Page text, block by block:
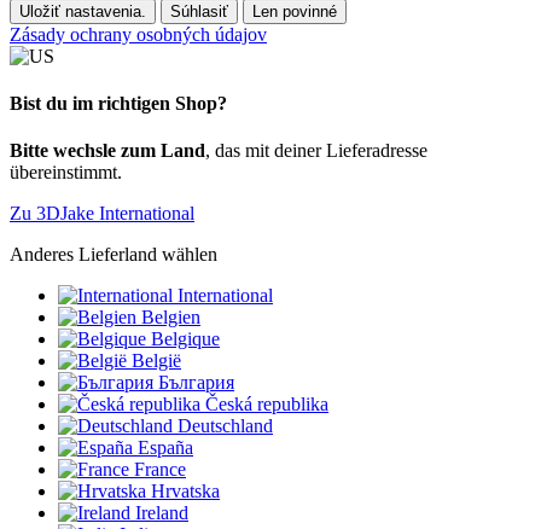
Uložiť nastavenia. Súhlasiť Len povinné
Zásady ochrany osobných údajov
Bist du im richtigen Shop?
Bitte wechsle zum Land, das mit deiner Lieferadresse
übereinstimmt.
Zu 3DJake International
Anderes Lieferland wählen
International
Belgien
Belgique
België
България
Česká republika
Deutschland
España
France
Hrvatska
Ireland